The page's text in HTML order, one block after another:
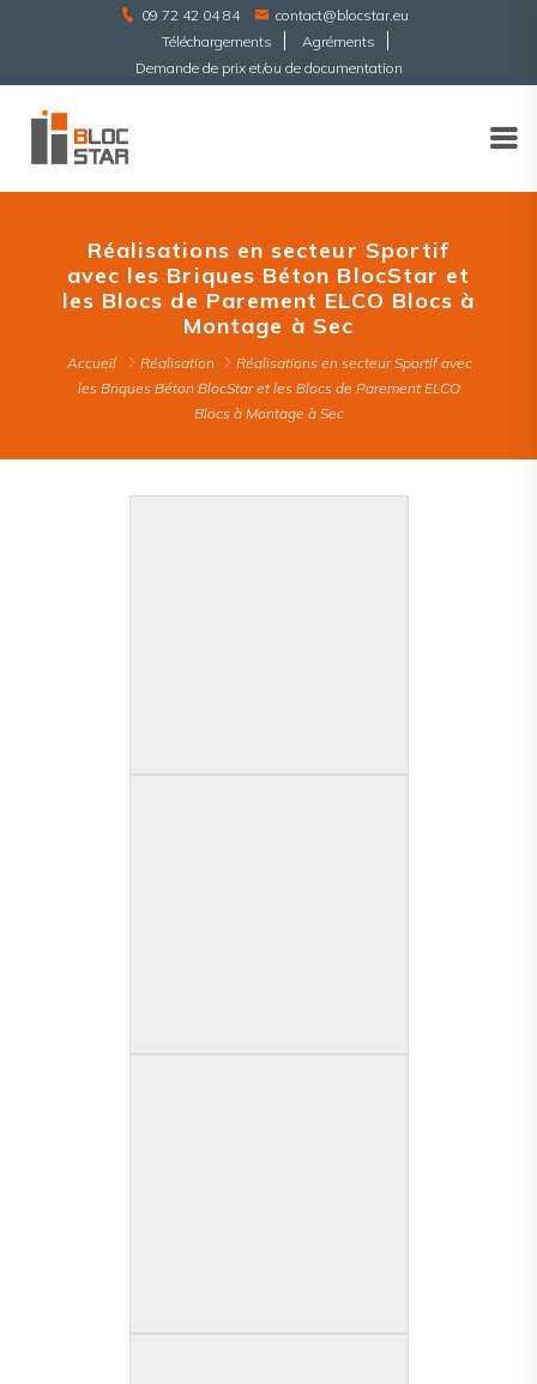
09 72 42 04 84
contact@blocstar.eu
Téléchargements
Agréments
Demande de prix et/ou de documentation
Réalisations en secteur Sportif
avec les Briques Béton BlocStar et
les Blocs de Parement ELCO Blocs à
Montage à Sec
Accueil Réalisation
Réalisations en secteur Sportif avec
les Briques Béton BlocStar et les Blocs de Parement ELCO
Blocs à Montage à Sec